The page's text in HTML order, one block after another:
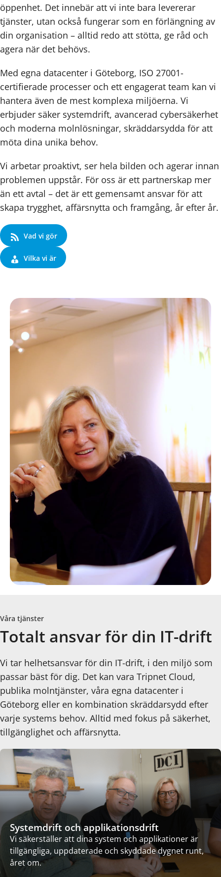
öppenhet. Det innebär att vi inte bara levererar
tjänster, utan också fungerar som en förlängning av
din organisation – alltid redo att stötta, ge råd och
agera när det behövs.
Med egna datacenter i Göteborg, ISO 27001-
certifierade processer och ett engagerat team kan vi
hantera även de mest komplexa miljöerna. Vi
erbjuder säker systemdrift, avancerad cybersäkerhet
och moderna molnlösningar, skräddarsydda för att
möta dina unika behov.
Vi arbetar proaktivt, ser hela bilden och agerar innan
problemen uppstår. För oss är ett partnerskap mer
än ett avtal – det är ett gemensamt ansvar för att
skapa trygghet, affärsnytta och framgång, år efter år.
Vad vi gör
Vilka vi är
Våra tjänster
Totalt ansvar för din IT-drift
Vi tar helhetsansvar för din IT-drift, i den miljö som
passar bäst för dig. Det kan vara Tripnet Cloud,
publika molntjänster, våra egna datacenter i
Göteborg eller en kombination skräddarsydd efter
varje systems behov. Alltid med fokus på säkerhet,
tillgänglighet och affärsnytta.
Systemdrift och applikationsdrift
Vi säkerställer att dina system och applikationer är
tillgängliga, uppdaterade och skyddade dygnet runt,
året om.